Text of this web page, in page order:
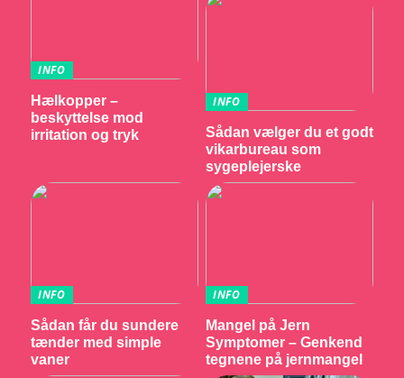
INFO
Hælkopper –
beskyttelse mod
irritation og tryk
INFO
Sådan vælger du et godt
vikarbureau som
sygeplejerske
INFO
Sådan får du sundere
tænder med simple
vaner
INFO
Mangel på Jern
Symptomer – Genkend
tegnene på jernmangel